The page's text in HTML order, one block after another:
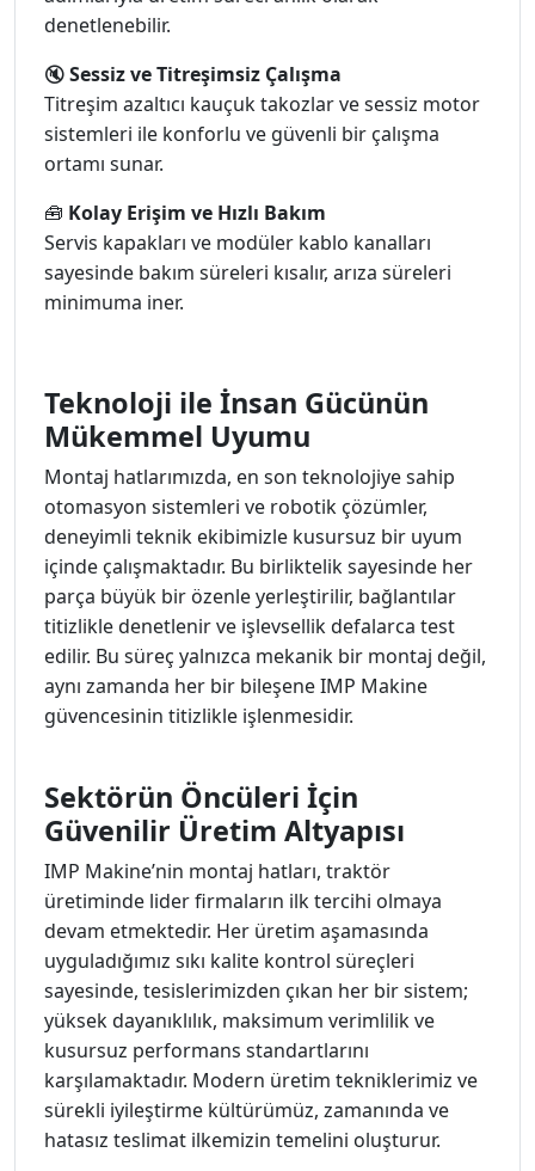
denetlenebilir.
🔇Sessiz ve Titreşimsiz Çalışma
Titreşim azaltıcı kauçuk takozlar ve sessiz motor
sistemleri ile konforlu ve güvenli bir çalışma
ortamı sunar.
🧰 Kolay Erişim ve Hızlı Bakım
Servis kapakları ve modüler kablo kanalları
sayesinde bakım süreleri kısalır, arıza süreleri
minimuma iner.
Teknoloji ile İnsan Gücünün
Mükemmel Uyumu
Montaj hatlarımızda, en son teknolojiye sahip
otomasyon sistemleri ve robotik çözümler,
deneyimli teknik ekibimizle kusursuz bir uyum
içinde çalışmaktadır. Bu birliktelik sayesinde her
parça büyük bir özenle yerleştirilir, bağlantılar
titizlikle denetlenir ve işlevsellik defalarca test
edilir. Bu süreç yalnızca mekanik bir montaj değil,
aynı zamanda her bir bileşene IMP Makine
güvencesinin titizlikle işlenmesidir.
Sektörün Öncüleri İçin
Güvenilir Üretim Altyapısı
IMP Makine’nin montaj hatları, traktör
üretiminde lider firmaların ilk tercihi olmaya
devam etmektedir. Her üretim aşamasında
uyguladığımız sıkı kalite kontrol süreçleri
sayesinde, tesislerimizden çıkan her bir sistem;
yüksek dayanıklılık, maksimum verimlilik ve
kusursuz performans standartlarını
karşılamaktadır. Modern üretim tekniklerimiz ve
sürekli iyileştirme kültürümüz, zamanında ve
hatasız teslimat ilkemizin temelini oluşturur.